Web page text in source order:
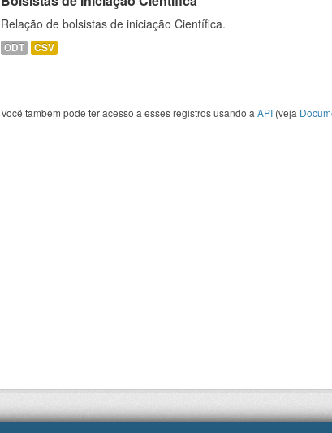
Relação de bolsistas de iniciação Científica.
ODT CSV
Você também pode ter acesso a esses registros usando a API (veja